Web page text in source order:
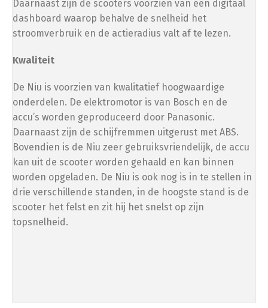
Opvoeren
Afstelling op ±54 km/u (gedoogde snelheid)
Daarnaast zijn de scooters voorzien van een digitaal
dashboard waarop behalve de snelheid het
stroomverbruik en de actieradius valt af te lezen.
Kwaliteit
De Niu is voorzien van kwalitatief hoogwaardige
onderdelen. De elektromotor is van Bosch en de
accu’s worden geproduceerd door Panasonic.
Daarnaast zijn de schijfremmen uitgerust met ABS.
Bovendien is de Niu zeer gebruiksvriendelijk, de accu
kan uit de scooter worden gehaald en kan binnen
worden opgeladen. De Niu is ook nog is in te stellen in
drie verschillende standen, in de hoogste stand is de
scooter het felst en zit hij het snelst op zijn
topsnelheid.